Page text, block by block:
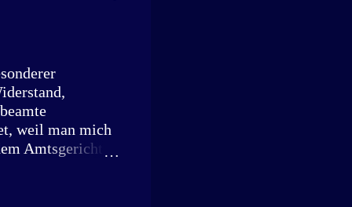
weil man mich
Amtsgericht